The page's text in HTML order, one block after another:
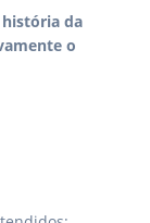
da
o